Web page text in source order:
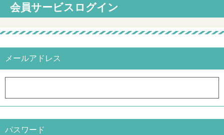
会員サービスログイン
メールアドレス
パスワード